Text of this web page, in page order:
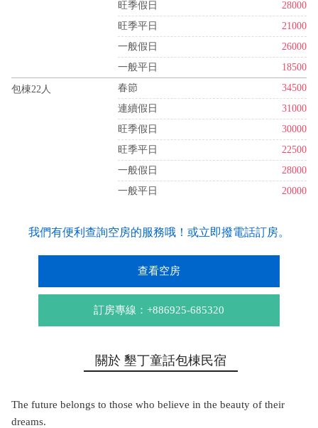
旺季假日
28000
旺季平日
21000
一般假日
26000
一般平日
18500
包棟22人 春節
34500
連續假日
31000
旺季假日
30000
旺季平日
22500
一般假日
28000
一般平日
20000
我們有便利查詢空房的服務哦！或立即撥電話訂房。
查看空房
訂房專線：+886925-685320
關於 墾丁童話包棟民宿
The future belongs to those who believe in the beauty of their
dreams.